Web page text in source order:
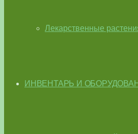
Лекарственные
ИНВЕНТАРЬ И